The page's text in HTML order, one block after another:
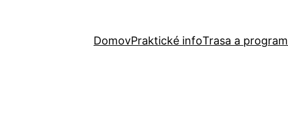
DomovPraktické infoTrasa a program